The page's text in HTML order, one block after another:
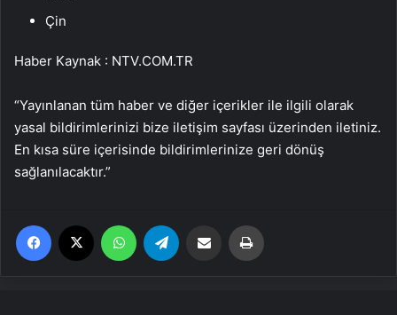
Çin
Haber Kaynak : NTV.COM.TR
“Yayınlanan tüm haber ve diğer içerikler ile ilgili olarak
yasal bildirimlerinizi bize iletişim sayfası üzerinden iletiniz.
En kısa süre içerisinde bildirimlerinize geri dönüş
sağlanılacaktır.”
Facebook WhatsApp Email'den paylaş